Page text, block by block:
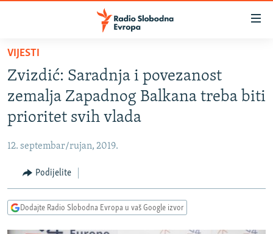
Pređite
glavni
sadržaj
Pređite
na
glavnu
navigaciju
Pređite
na
pretragu
BOSNA I HERCEGOVINA
SRBIJA
CRNA GORA
VIZUELNO
RAT U UKRAJINI
VIJESTI
Zvizdić: Saradnja i povezanost
zemalja Zapadnog Balkana treba biti
prioritet svih vlada
12. septembar/rujan, 2019.
Podijelite
Dodajte Radio Slobodna Evropa u vaš Google izvor